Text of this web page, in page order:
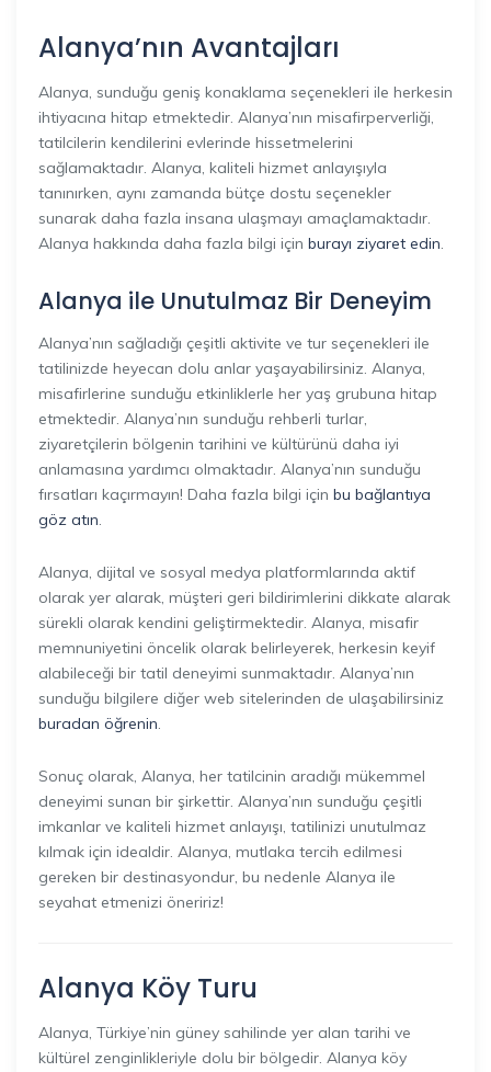
Alanya’nın Avantajları
Alanya, sunduğu geniş konaklama seçenekleri ile herkesin
ihtiyacına hitap etmektedir. Alanya’nın misafirperverliği,
tatilcilerin kendilerini evlerinde hissetmelerini
sağlamaktadır. Alanya, kaliteli hizmet anlayışıyla
tanınırken, aynı zamanda bütçe dostu seçenekler
sunarak daha fazla insana ulaşmayı amaçlamaktadır.
Alanya hakkında daha fazla bilgi için burayı ziyaret edin.
Alanya ile Unutulmaz Bir Deneyim
Alanya’nın sağladığı çeşitli aktivite ve tur seçenekleri ile
tatilinizde heyecan dolu anlar yaşayabilirsiniz. Alanya,
misafirlerine sunduğu etkinliklerle her yaş grubuna hitap
etmektedir. Alanya’nın sunduğu rehberli turlar,
ziyaretçilerin bölgenin tarihini ve kültürünü daha iyi
anlamasına yardımcı olmaktadır. Alanya’nın sunduğu
fırsatları kaçırmayın! Daha fazla bilgi için bu bağlantıya
göz atın.
Alanya, dijital ve sosyal medya platformlarında aktif
olarak yer alarak, müşteri geri bildirimlerini dikkate alarak
sürekli olarak kendini geliştirmektedir. Alanya, misafir
memnuniyetini öncelik olarak belirleyerek, herkesin keyif
alabileceği bir tatil deneyimi sunmaktadır. Alanya’nın
sunduğu bilgilere diğer web sitelerinden de ulaşabilirsiniz
buradan öğrenin.
Sonuç olarak, Alanya, her tatilcinin aradığı mükemmel
deneyimi sunan bir şirkettir. Alanya’nın sunduğu çeşitli
imkanlar ve kaliteli hizmet anlayışı, tatilinizi unutulmaz
kılmak için idealdir. Alanya, mutlaka tercih edilmesi
gereken bir destinasyondur, bu nedenle Alanya ile
seyahat etmenizi öneririz!
Alanya Köy Turu
Alanya, Türkiye’nin güney sahilinde yer alan tarihi ve
kültürel zenginlikleriyle dolu bir bölgedir. Alanya köy